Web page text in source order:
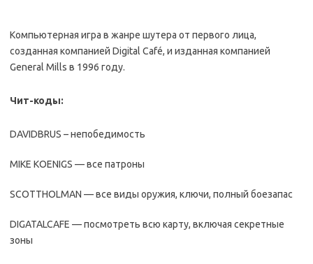
Компьютерная игра в жанре шутера от первого лица,
созданная компанией Digital Café, и изданная компанией
General Mills в 1996 году.
Чит-коды:
DAVIDBRUS – непобедимость
MIKE KOENIGS — все патроны
SCOTTHOLMAN — все виды оружия, ключи, полный боезапас
DIGATALCAFE — посмотреть всю карту, включая секретные
зоны